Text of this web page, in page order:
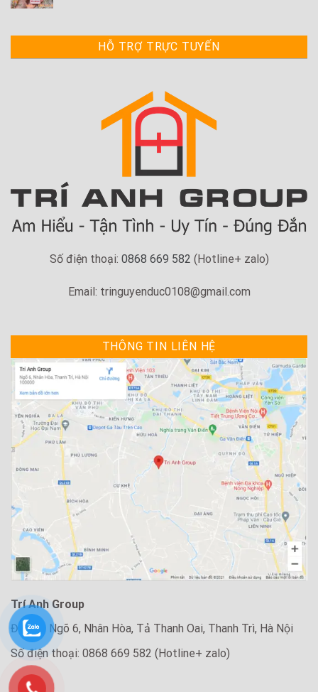
HỖ TRỢ TRỰC TUYẾN
Số điện thoại: 0868 669 582 (Hotline+ zalo)
Email: tringuyenduc0108@gmail.com
THÔNG TIN LIÊN HỆ
Trí Anh Group
Địa chỉ: Ngõ 6, Nhân Hòa, Tả Thanh Oai, Thanh Trì, Hà Nội
Số điện thoại: 0868 669 582 (Hotline+ zalo)